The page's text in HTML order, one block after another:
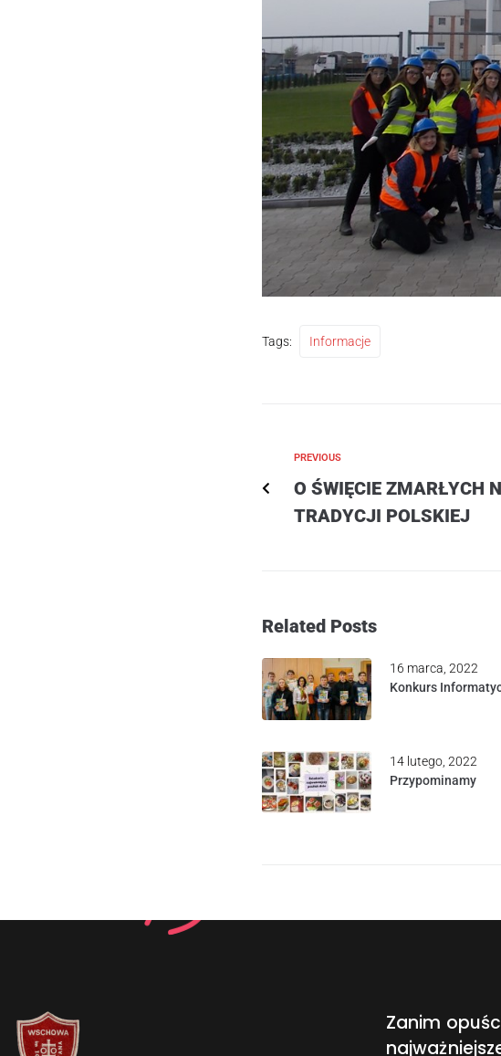
Tags: Informacje
PREVIOUS
O ŚWIĘCIE ZMARŁYCH
TRADYCJI POLSKIEJ
Related Posts
16 marca, 2022
Konkurs
14 lutego, 2022
Przypominamy
Zanim